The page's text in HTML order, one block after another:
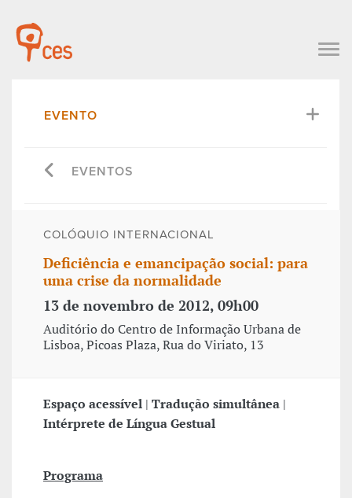
EVENTO
EVENTOS
COLÓQUIO INTERNACIONAL
Deficiência e emancipação social: para
uma crise da normalidade
13 de novembro de 2012, 09h00
Auditório do Centro de Informação Urbana de
Lisboa, Picoas Plaza, Rua do Viriato, 13
Espaço acessível | Tradução simultânea |
Intérprete de Língua Gestual
Programa